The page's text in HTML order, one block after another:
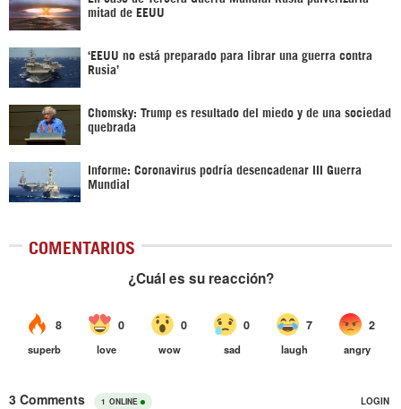
mitad de EEUU
‘EEUU no está preparado para librar una guerra contra
Rusia’
Chomsky: Trump es resultado del miedo y de una sociedad
quebrada
Informe: Coronavirus podría desencadenar III Guerra
Mundial
COMENTARIOS